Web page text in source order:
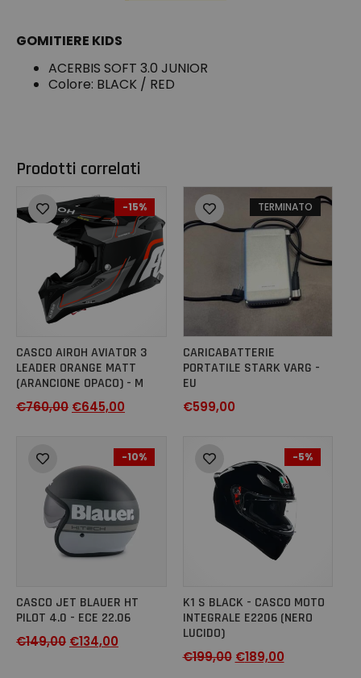
GOMITIERE KIDS
ACERBIS SOFT 3.0 JUNIOR
Colore: BLACK / RED
Prodotti correlati
-15%
CASCO AIROH AVIATOR 3
LEADER ORANGE MATT
(ARANCIONE OPACO) - M
€760,00 €645,00
TERMINATO
CARICABATTERIE
PORTATILE STARK VARG -
EU
€599,00
-10%
CASCO JET BLAUER HT
PILOT 4.0 - ECE 22.06
€149,00 €134,00
-5%
K1 S BLACK - CASCO MOTO
INTEGRALE E2206 (NERO
LUCIDO)
€199,00 €189,00